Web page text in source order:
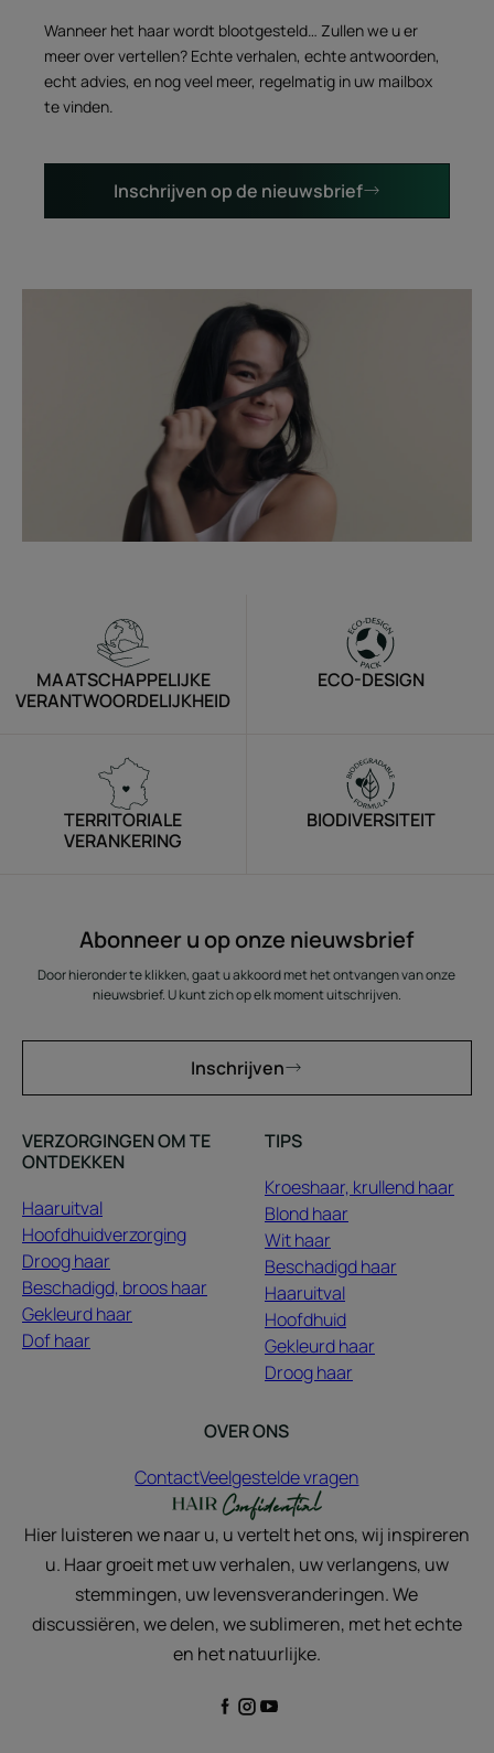
Wanneer het haar wordt blootgesteld… Zullen we u er
meer over vertellen? Echte verhalen, echte antwoorden,
echt advies, en nog veel meer, regelmatig in uw mailbox
te vinden.
Inschrijven op de nieuwsbrief
MAATSCHAPPELIJKE
VERANTWOORDELIJKHEID
ECO-DESIGN
TERRITORIALE
VERANKERING
BIODIVERSITEIT
Abonneer u op onze nieuwsbrief
Door hieronder te klikken, gaat u akkoord met het ontvangen van onze
nieuwsbrief. U kunt zich op elk moment uitschrijven.
Inschrijven
VERZORGINGEN OM TE
ONTDEKKEN
Haaruitval
Hoofdhuidverzorging
Droog haar
Beschadigd, broos haar
Gekleurd haar
Dof haar
TIPS
Kroeshaar, krullend haar
Blond haar
Wit haar
Beschadigd haar
Haaruitval
Hoofdhuid
Gekleurd haar
Droog haar
OVER ONS
ContactVeelgestelde vragen
Hier luisteren we naar u, u vertelt het ons, wij inspireren
u. Haar groeit met uw verhalen, uw verlangens, uw
stemmingen, uw levensveranderingen. We
discussiëren, we delen, we sublimeren, met het echte
en het natuurlijke.